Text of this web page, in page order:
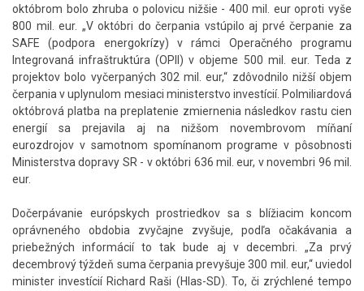
októbrom bolo zhruba o polovicu nižšie - 400 mil. eur oproti vyše
800 mil. eur. „V októbri do čerpania vstúpilo aj prvé čerpanie za
SAFE (podpora energokrízy) v rámci Operačného programu
Integrovaná infraštruktúra (OPII) v objeme 500 mil. eur. Teda z
projektov bolo vyčerpaných 302 mil. eur,“ zdôvodnilo nižší objem
čerpania v uplynulom mesiaci ministerstvo investícií. Polmiliardová
októbrová platba na preplatenie zmiernenia následkov rastu cien
energií sa prejavila aj na nižšom novembrovom míňaní
eurozdrojov v samotnom spomínanom programe v pôsobnosti
Ministerstva dopravy SR - v októbri 636 mil. eur, v novembri 96 mil.
eur.
Dočerpávanie európskych prostriedkov sa s blížiacim koncom
oprávneného obdobia zvyčajne zvyšuje, podľa očakávania a
priebežných informácií to tak bude aj v decembri. „Za prvý
decembrový týždeň suma čerpania prevyšuje 300 mil. eur,“ uviedol
minister investícií Richard Raši (Hlas-SD). To, či zrýchlené tempo